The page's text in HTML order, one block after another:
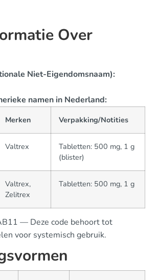
Over
Niet-Eigendomsnaam):
namen in Nederland:
Merken Verpakking/Notities
Valtrex
Tabletten: 500 mg, 1 g
(blister)
Valtrex,
Zelitrex
Tabletten: 500 mg, 1 g
— Deze code behoort tot
voor systemisch gebruik.